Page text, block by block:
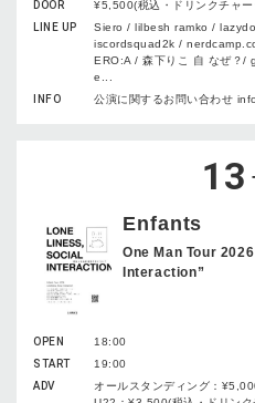
DOOR
¥5,500(税込・ドリンクチャー
LINE UP
Siero / lilbesh ramko /
iscordsquad2k /
ERO:A / 森下りこ 自 なぜ？
e...
INFO
公演に関するお問い合わせ
13
Enfants
One Man Tour
Interaction”
OPEN
18:00
START
19:00
ADV
オールスタンディング：